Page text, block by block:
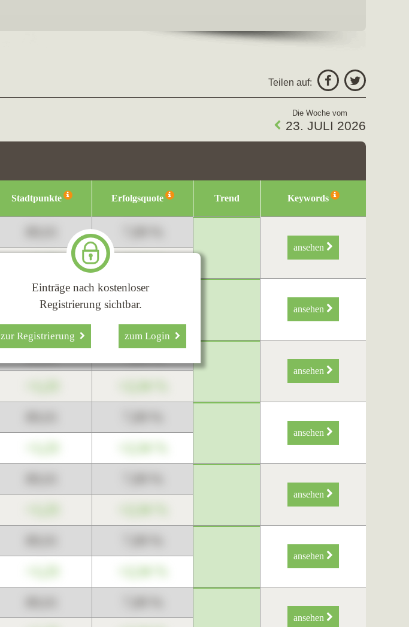
Teilen auf:
Die Woche vom
23. JULI 2026
Stadtpunkte Erfolgsquote Trend Keywords
Einträge nach kostenloser
Registrierung sichtbar.
zur Registrierung zum Login
ansehen
89,01 7,89 %
ansehen
+1,23 +2,34 %
ansehen
ansehen
ansehen
ansehen
ansehen